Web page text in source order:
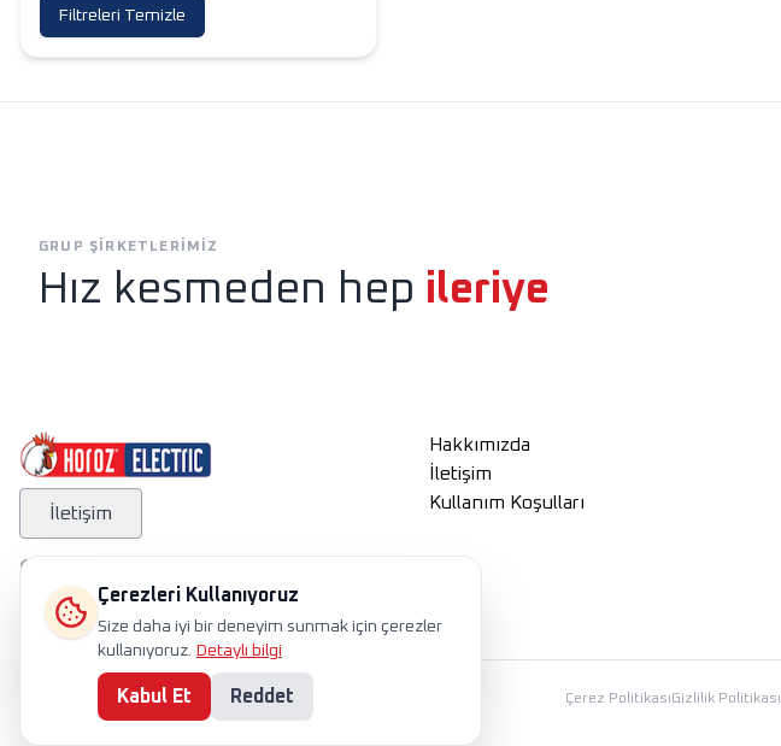
Çerezleri Kullanıyoruz
Size daha iyi bir deneyim sunmak için çerezler
kullanıyoruz. Detaylı bilgi
Kabul Et Reddet
Filtreleri Temizle
GRUP ŞIRKETLERIMIZ
Hız kesmeden hep ileriye
İletişim
Hakkımızda
İletişim
Kullanım Koşulları
InternationalTRENRU Çerez PolitikasıGizlilik Politikası